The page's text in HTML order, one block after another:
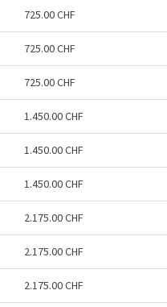
725.00 CHF
725.00 CHF
725.00 CHF
1.450.00 CHF
1.450.00 CHF
1.450.00 CHF
2.175.00 CHF
2.175.00 CHF
2.175.00 CHF